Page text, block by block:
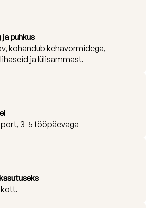
ja puhkus
kohandub kehavormidega,
ja lülisammast.
3-5 tööpäevaga